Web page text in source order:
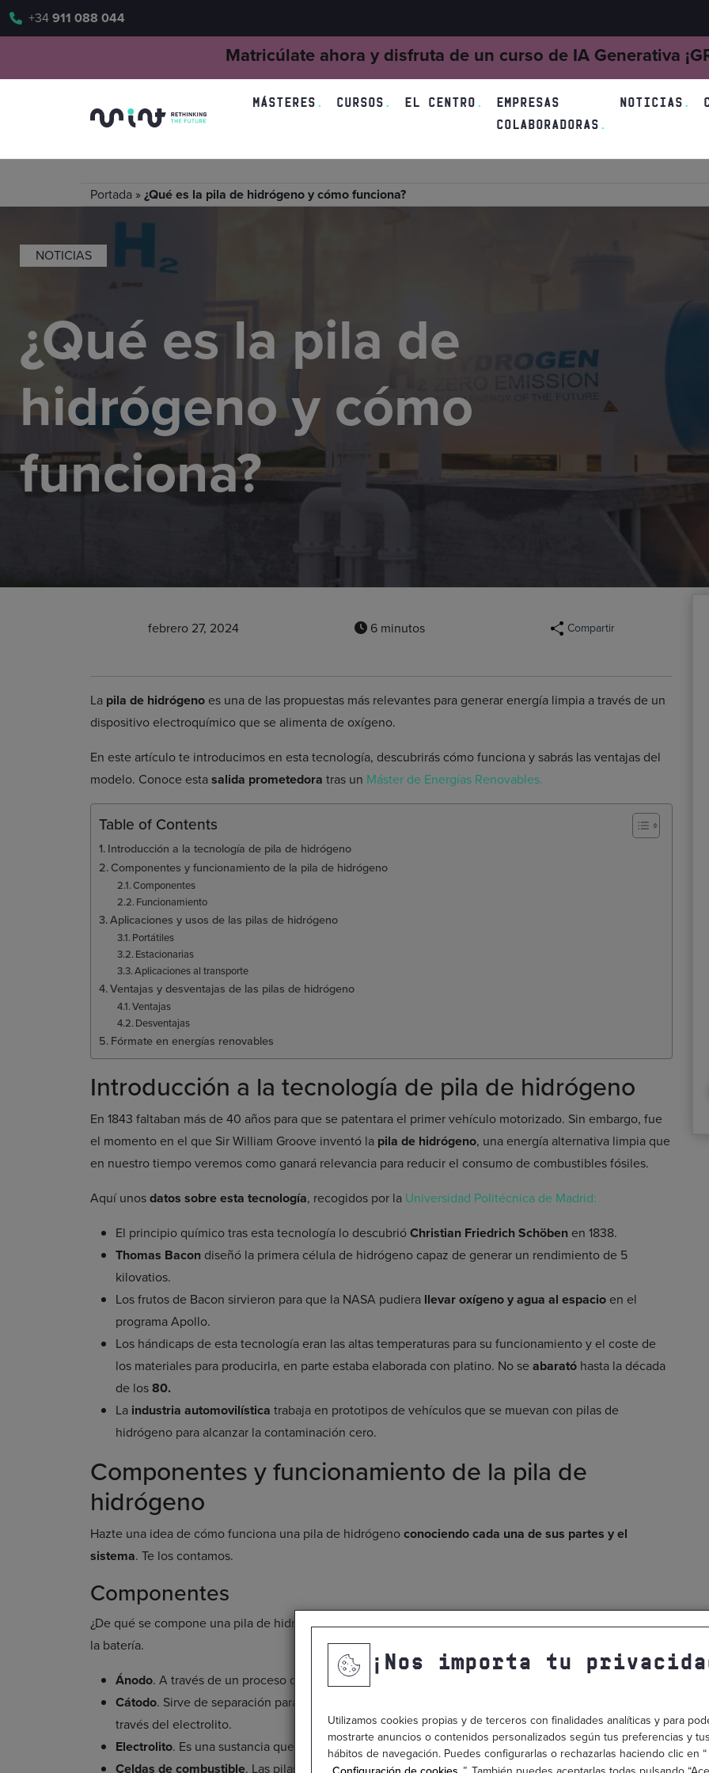
+34911 088 044
Matricúlate ahora y disfruta de un curso de IA Generativa
MÁSTERES CURSOS EL CENTRO
EMPRESAS
COLABORADORAS
NOTICIAS
Portada »¿Qué es la pila de hidrógeno y cómo funciona?
NOTICIAS
¿Qué es la pila de
hidrógeno y cómo
funciona?
febrero 27, 2024 6 minutos Compartir
La pila de hidrógeno es una de las propuestas más relevantes para generar energía limpia a través de un
dispositivo electroquímico que se alimenta de oxígeno.
En este artículo te introducimos en esta tecnología, descubrirás cómo funciona y sabrás las ventajas del
modelo. Conoce estasalida prometedora tras un Máster de Energías Renovables.
Table of Contents
Introducción a la tecnología de pila de hidrógeno
Componentes y funcionamiento de la pila de hidrógeno
Componentes
Funcionamiento
Aplicaciones y usos de las pilas de hidrógeno
Portátiles
Estacionarias
Aplicaciones al transporte
Ventajas y desventajas de las pilas de hidrógeno
Ventajas
Desventajas
Fórmate en energías renovables
Introducción a la tecnología de pila de hidrógeno
En 1843 faltaban más de 40 años para que se patentara el primer vehículo motorizado. Sin embargo, fue
el momento en el que Sir William Groove inventó la pila de hidrógeno, una energía alternativa limpia que
en nuestro tiempo veremos como ganará relevancia para reducir el consumo de combustibles fósiles.
Aquí unosdatos sobre esta tecnología, recogidos por la Universidad Politécnica de Madrid:
El principio químico tras esta tecnología lo descubrióChristian Friedrich Schöben en 1838.
Thomas Bacon diseñó la primera célula de hidrógeno capaz de generar un rendimiento de 5
kilovatios.
Los frutos de Bacon sirvieron para que la NASA pudiera llevar oxígeno y agua al espacio en el
programa Apollo.
Los hándicaps de esta tecnología eran las altas temperaturas para su funcionamiento y el coste de
los materiales para producirla, en parte estaba elaborada con platino. No seabarató hasta la década
de los80.
La industria automovilística trabaja en prototipos de vehículos que se muevan con pilas de
hidrógeno para alcanzar la contaminación cero.
Componentes y funcionamiento de la pila de
hidrógeno
Hazte una idea de cómo funciona una pila de hidrógenoconociendo cada una de sus partes y el
sistema. Te los contamos.
Componentes
¿De qué se compone una pila de hidrógeno? Localiza en estelistado cada partey su función para activar
la batería.
Ánodo. A través de un proceso de oxidación, el ánodo permite separar los protones y electrones.
Cátodo. Sirve de separación para que los protones y electrones viajen por conductores separados a
través del electrolito.
Electrolito. Es una sustancia que facilita la conducción de los iones de hidrógeno por la celda.
Celdas de combustible. Las pilas de hidrógeno se componen de celdas apiladas, donde cada una
¡Nos importa tu
Utilizamos cookies propias y de terceros con finalidades analíticas y para
mostrarte anuncios o contenidos personalizados según tus preferencias y tus
hábitos de navegación. Puedes configurarlas o rechazarlas haciendo clic en “